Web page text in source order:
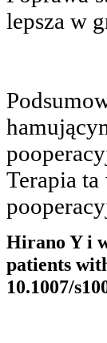
lepsza w
Terapia
Hirano Y i
patients
10.1007/